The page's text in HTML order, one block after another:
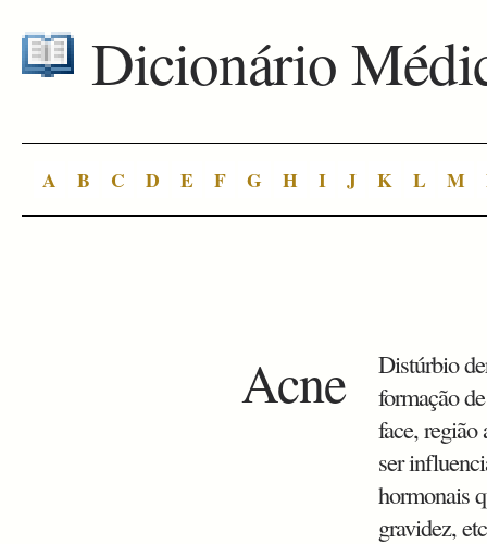
Dicionário
A B C D E F G H I J K L M
Acne
Distúrbio
formação
face, região
ser
hormonais
gravidez,